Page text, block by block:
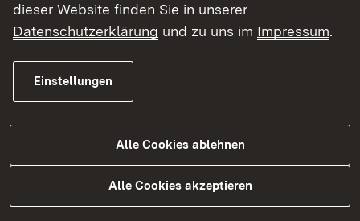
dieser Website finden Sie in unserer
Datenschutzerklärung und zu uns im Impressum.
Einstellungen
Alle Cookies ablehnen
Alle Cookies akzeptieren